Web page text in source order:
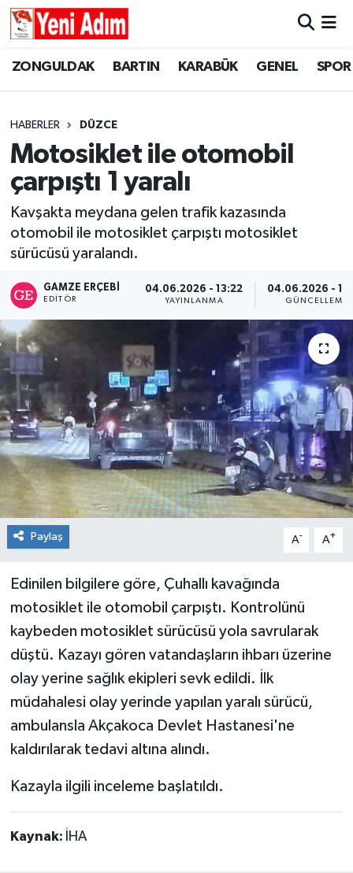
ZONGULDAK BARTIN KARABÜK GENEL SPOR
HABERLER DÜZCE
Motosiklet ile otomobil
çarpıştı 1 yaralı
Kavşakta meydana gelen trafik kazasında
otomobil ile motosiklet çarpıştı motosiklet
sürücüsü yaralandı.
GAMZE ERÇEBI
EDITÖR
04.06.2026 - 13:22
YAYINLANMA
04.06.2026 -
GÜNCELLEME
Paylaş A- A+
Edinilen bilgilere göre, Çuhallı kavağında
motosiklet ile otomobil çarpıştı. Kontrolünü
kaybeden motosiklet sürücüsü yola savrularak
düştü. Kazayı gören vatandaşların ihbarı üzerine
olay yerine sağlık ekipleri sevk edildi. İlk
müdahalesi olay yerinde yapılan yaralı sürücü,
ambulansla Akçakoca Devlet Hastanesi'ne
kaldırılarak tedavi altına alındı.
Kazayla ilgili inceleme başlatıldı.
Kaynak: İHA
ZONGULDAK
ASAYİŞ
GÜNCEL
SİYASET
RESMİ İLAN
ZONGULDAK
KARABÜK
GENEL
SPOR
SİYASET
SAĞLIK
GÜNCEL
RESMİ İLAN
Künye
Zonguldak Hava Durumu
Süper Lig Puan Durumu ve Fikstür
Tüm Manşetler
Son Dakika Haberleri
Haber Arşivi